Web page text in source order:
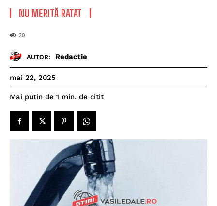
NU MERITĂ RATAT
20
AUTOR: Redactie
mai 22, 2025
Mai putin de 1 min. de citit